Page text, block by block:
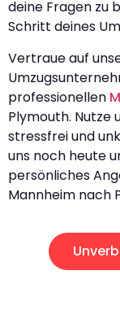
deine Fragen zu
Schritt deines
Vertraue auf
professionellen
Plymouth. Nutze
stressfrei und
uns noch heute
persönliches
Mannheim nach